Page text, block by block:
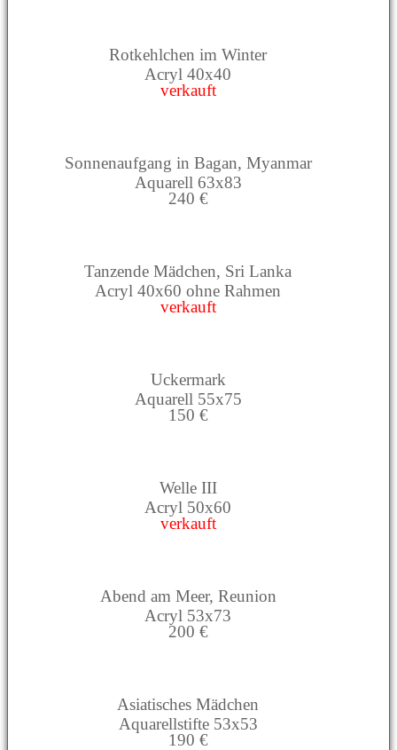
Rotkehlchen im Winter
Acryl 40x40
verkauft
Sonnenaufgang in Bagan, Myanmar
Aquarell 63x83
240 €
Tanzende Mädchen, Sri Lanka
Acryl 40x60 ohne Rahmen
verkauft
Uckermark
Aquarell 55x75
150 €
Welle III
Acryl 50x60
verkauft
Abend am Meer, Reunion
Acryl 53x73
200 €
Asiatisches Mädchen
Aquarellstifte 53x53
190 €